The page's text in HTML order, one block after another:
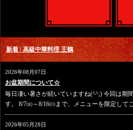
新着 | 高級中華料理 王鶴
2026年08月07日
お盆期間について☆
毎日凄い暑さが続いていますね(^^;) 今回は期
す。 8/7㈮～8/16㈰まで、メニューを限定して
2026年05月28日